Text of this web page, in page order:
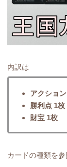
内訳は
アクショ
勝利点 1枚
財宝 1枚
カードの種類を